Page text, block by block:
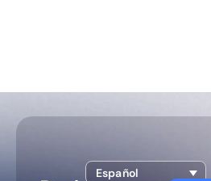
Español